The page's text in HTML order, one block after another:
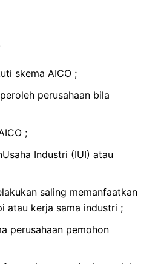
skema AICO ;
perusahaan bila
;
Industri (IUI) atau
saling memanfaatkan
atau kerja sama industri ;
perusahaan pemohon